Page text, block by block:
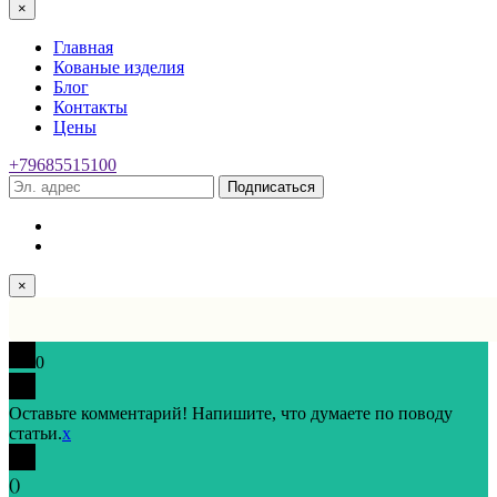
×
Главная
Кованые изделия
Блог
Контакты
Цены
+79685515100
Подписаться
×
0
Оставьте комментарий! Напишите, что думаете по поводу
статьи.x
()